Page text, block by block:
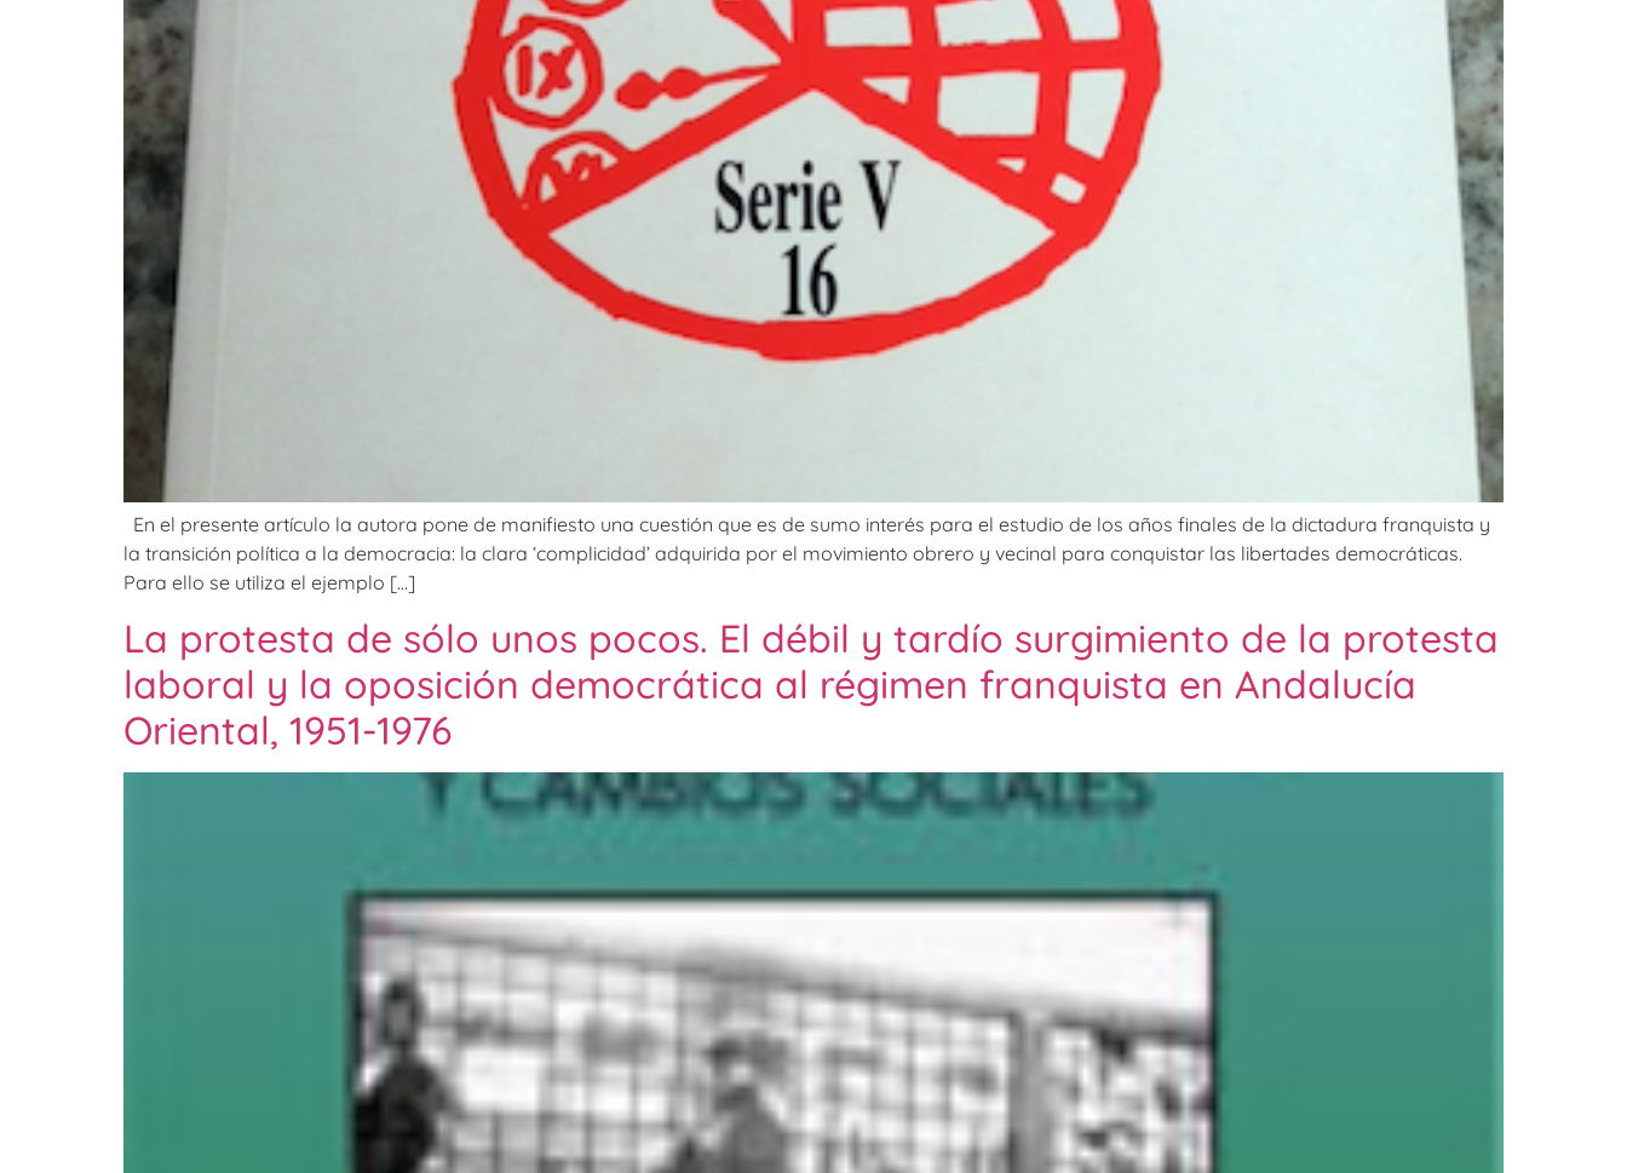
En el presente artículo la autora pone de manifiesto una cuestión que es de sumo interés para el estudio de los años finales de la dictadura franquista y
la transición política a la democracia: la clara ‘complicidad’ adquirida por el movimiento obrero y vecinal para conquistar las libertades democráticas.
Para ello se utiliza el ejemplo […]
La protesta de sólo unos pocos. El débil y tardío surgimiento de la protesta
laboral y la oposición democrática al régimen franquista en Andalucía
Oriental, 1951-1976